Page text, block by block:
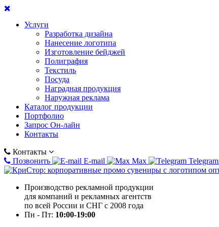
Услуги
Разработка дизайна
Нанесение логотипа
Изготовление бейджей
Полиграфия
Текстиль
Посуда
Наградная продукция
Наружная реклама
Каталог продукции
Портфолио
Запрос Он-лайн
Контакты
Контакты
Позвонить
E-mail Max Telegram
Производство рекламной продукции
для компаний и рекламных агентств
по всей России и СНГ с 2008 года
Пн - Пт: 10:00-19:00